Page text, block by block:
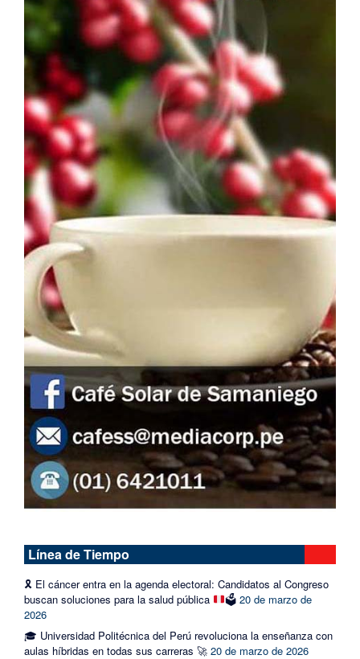
Línea de Tiempo
🎗️ El cáncer entra en la agenda electoral: Candidatos al Congreso
buscan soluciones para la salud pública
🗳️ 20 de marzo de
2026
🎓 Universidad Politécnica del Perú revoluciona la enseñanza con
aulas híbridas en todas sus carreras 🚀 20 de marzo de 2026